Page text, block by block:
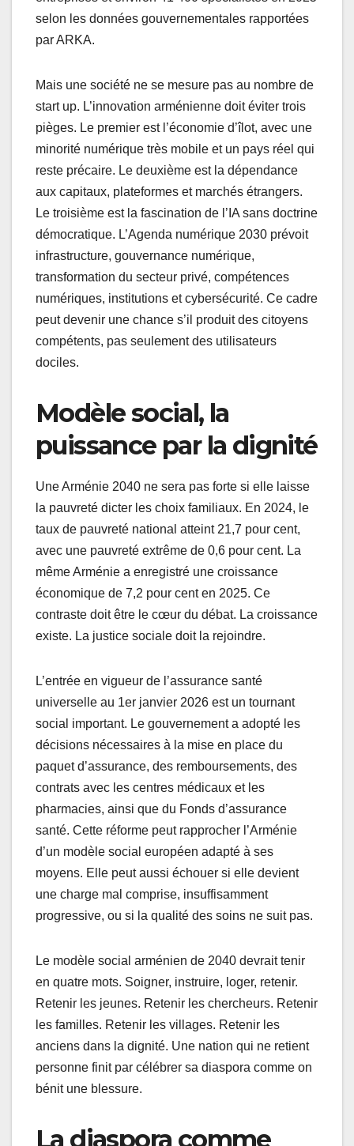
selon les données gouvernementales rapportées
par ARKA.
Mais une société ne se mesure pas au nombre de
start up. L’innovation arménienne doit éviter trois
pièges. Le premier est l’économie d’îlot, avec une
minorité numérique très mobile et un pays réel qui
reste précaire. Le deuxième est la dépendance
aux capitaux, plateformes et marchés étrangers.
Le troisième est la fascination de l’IA sans doctrine
démocratique. L’Agenda numérique 2030 prévoit
infrastructure, gouvernance numérique,
transformation du secteur privé, compétences
numériques, institutions et cybersécurité. Ce cadre
peut devenir une chance s’il produit des citoyens
compétents, pas seulement des utilisateurs
dociles.
Modèle social, la
puissance par la dignité
Une Arménie 2040 ne sera pas forte si elle laisse
la pauvreté dicter les choix familiaux. En 2024, le
taux de pauvreté national atteint 21,7 pour cent,
avec une pauvreté extrême de 0,6 pour cent. La
même Arménie a enregistré une croissance
économique de 7,2 pour cent en 2025. Ce
contraste doit être le cœur du débat. La croissance
existe. La justice sociale doit la rejoindre.
L’entrée en vigueur de l’assurance santé
universelle au 1er janvier 2026 est un tournant
social important. Le gouvernement a adopté les
décisions nécessaires à la mise en place du
paquet d’assurance, des remboursements, des
contrats avec les centres médicaux et les
pharmacies, ainsi que du Fonds d’assurance
santé. Cette réforme peut rapprocher l’Arménie
d’un modèle social européen adapté à ses
moyens. Elle peut aussi échouer si elle devient
une charge mal comprise, insuffisamment
progressive, ou si la qualité des soins ne suit pas.
Le modèle social arménien de 2040 devrait tenir
en quatre mots. Soigner, instruire, loger, retenir.
Retenir les jeunes. Retenir les chercheurs. Retenir
les familles. Retenir les villages. Retenir les
anciens dans la dignité. Une nation qui ne retient
personne finit par célébrer sa diaspora comme on
bénit une blessure.
La diaspora comme